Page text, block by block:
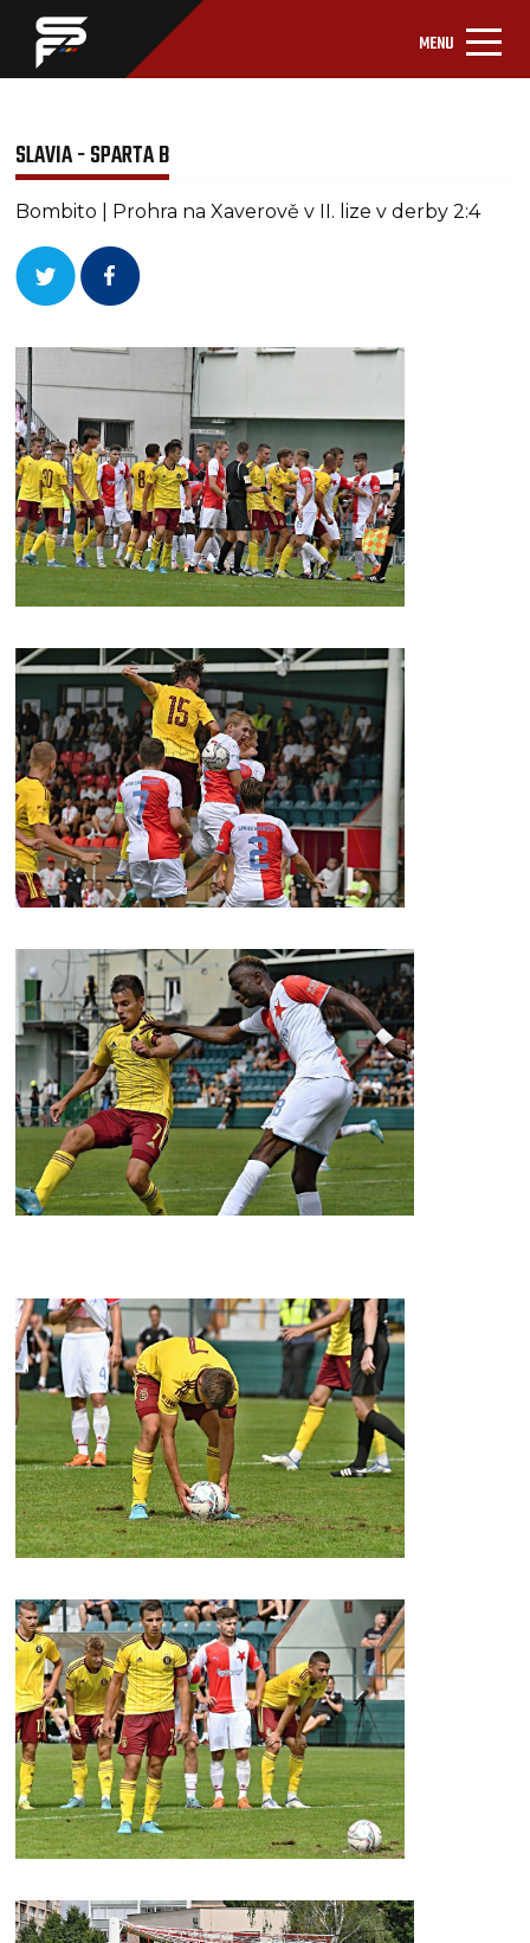
MENU
SLAVIA - SPARTA B
Bombito | Prohra na Xaverově v II. lize v derby 2:4